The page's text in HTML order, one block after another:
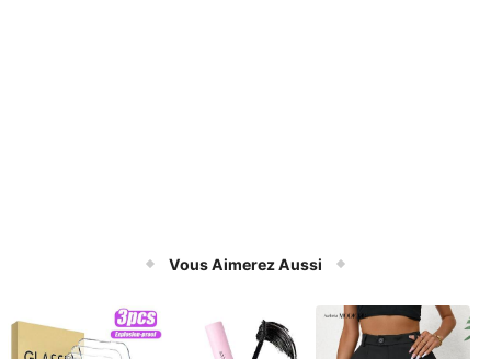
Vous Aimerez Aussi